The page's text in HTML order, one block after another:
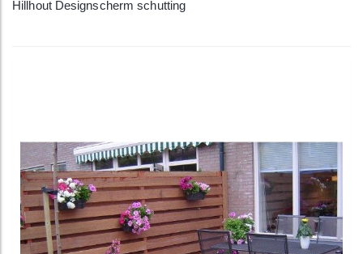
Hillhout Designscherm schutting